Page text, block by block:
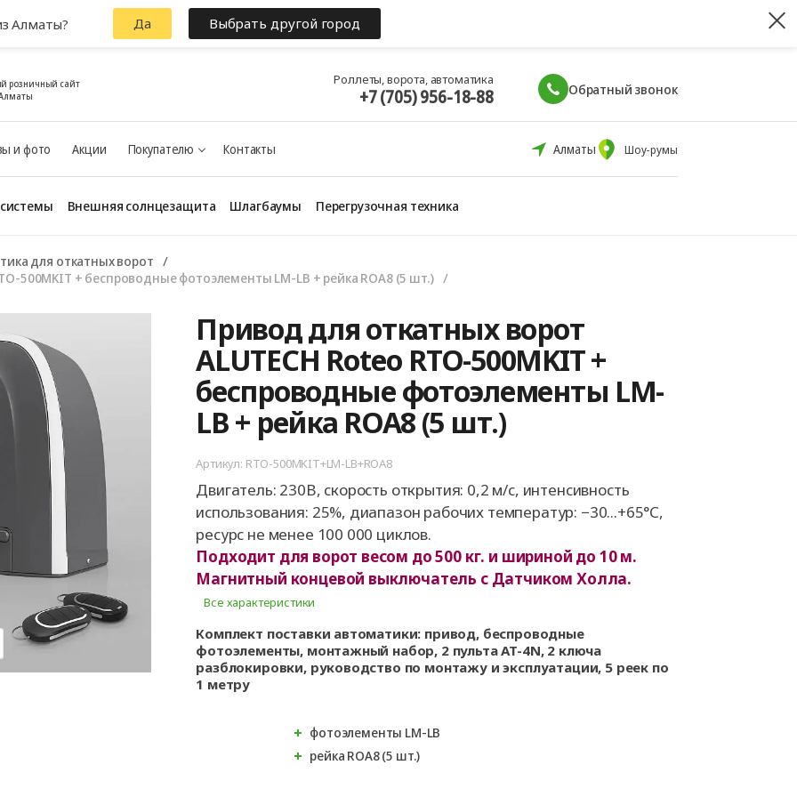
розничный сайт
Роллеты, ворота, автоматика
+7 (705) 956-18-88 Обратный звонок
и фото Акции Покупателю Контакты Алматы Шоу-румы
Панорамные ворота Въездные ворота
Откатные ворота
Комплект для
откатных ворот
Распашные ворота
Каркасы для ворот
Калитки
Заборы
Автоматика для
гаражных ворот
Автоматика для
промышленных ворот
Аксессуары для
автоматики
для
для
Роллетные решетки
Внешняя солнцезащита Шлагбаумы Перегрузочная техника
Перегрузочные
площадки
Перегрузочные
тамбуры
для откатных ворот
500MKIT + беспроводные фотоэлементы LM-LB + рейка ROA8 (5 шт.)
Привод для откатных ворот
ALUTECH Roteo RTO-500MKIT +
беспроводные фотоэлементы LM-
LB + рейка ROA8 (5 шт.)
Артикул: RTO-500MKIT+LM-LB+ROA8
Двигатель: 230В, скорость открытия: 0,2 м/с, интенсивность
использования: 25%, диапазон рабочих температур: −30...+65°С,
ресурс не менее 100 000 циклов.
Подходит для ворот весом до 500 кг. и шириной до 10 м.
Магнитный концевой выключатель с Датчиком Холла.
Все характеристики
Комплект поставки автоматики: привод, беспроводные
фотоэлементы, монтажный набор, 2 пульта AT-4N, 2 ключа
разблокировки, руководство по монтажу и эксплуатации, 5 реек по
1 метру
фотоэлементы LM-LB
рейка ROA8 (5 шт.)
Алматы? Да Выбрать другой город